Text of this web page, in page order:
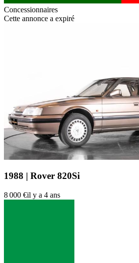
Concessionnaires
Cette annonce a expiré
1988 | Rover 820Si
8 000 €il y a 4 ans